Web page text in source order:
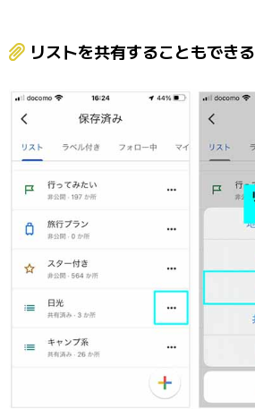
リストを共有することもできる